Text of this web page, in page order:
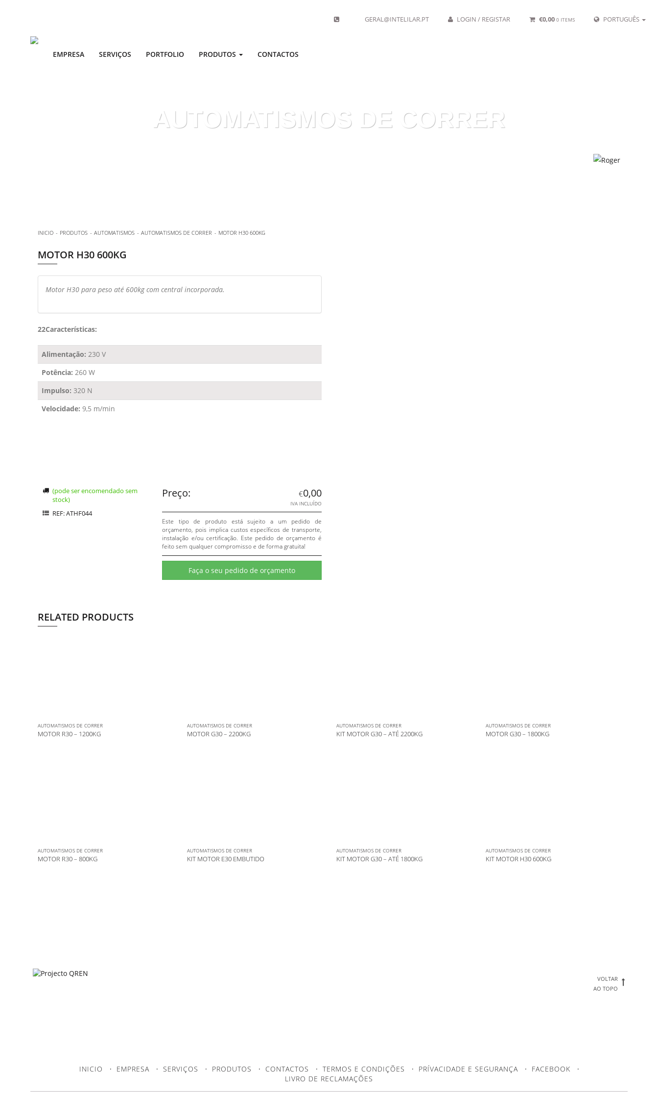
GERAL@INTELILAR.PT LOGIN / REGISTAR €0,00 0 ITEMS PORTUGUÊS
EMPRESA SERVIÇOS PORTFOLIO PRODUTOS CONTACTOS
AUTOMATISMOS DE CORRER
INICIO PRODUTOS AUTOMATISMOS AUTOMATISMOS DE CORRER MOTOR H30 600KG
MOTOR H30 600KG
Motor H30 para peso até 600kg com central incorporada.
22Características:
Alimentação: 230 V
Potência: 260 W
Impulso: 320 N
Velocidade: 9,5 m/min
(pode ser encomendado sem
stock)
REF: ATHF044
Preço: €0,00
IVA INCLUÍDO
Este tipo de produto está sujeito a um pedido de
orçamento, pois implica custos específicos de transporte,
instalação e/ou certificação. Este pedido de orçamento é
feito sem qualquer compromisso e de forma gratuita!
Faça o seu pedido de orçamento
RELATED PRODUCTS
AUTOMATISMOS DE CORRER
MOTOR R30 – 1200KG
AUTOMATISMOS DE CORRER
MOTOR G30 – 2200KG
AUTOMATISMOS DE CORRER
KIT MOTOR G30 – ATÉ 2200KG
AUTOMATISMOS DE CORRER
MOTOR G30 – 1800KG
AUTOMATISMOS DE CORRER
MOTOR R30 – 800KG
AUTOMATISMOS DE CORRER
KIT MOTOR E30 EMBUTIDO
AUTOMATISMOS DE CORRER
KIT MOTOR G30 – ATÉ 1800KG
AUTOMATISMOS DE CORRER
KIT MOTOR H30 600KG
VOLTAR
AO TOPO
INICIO · EMPRESA · SERVIÇOS · PRODUTOS · CONTACTOS · TERMOS E CONDIÇÕES · PRÍVACIDADE E SEGURANÇA · FACEBOOK
·
LIVRO DE RECLAMAÇÕES